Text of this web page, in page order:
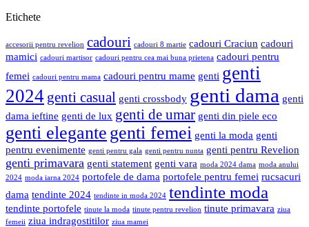
Etichete
accesorii pentru revelion cadouri cadouri 8 martie cadouri Craciun cadouri
mamici cadouri martisor cadouri pentru cea mai buna prietena cadouri pentru
femei cadouri pentru mama cadouri pentru mame genti genti
2024 genti casual genti crossbody genti dama genti
dama ieftine genti de lux genti de umar genti din piele eco
genti elegante genti femei genti la moda genti
pentru evenimente genti pentru gala genti pentru nunta genti pentru Revelion
genti primavara genti statement genti vara moda 2024 dama moda anului
2024 moda iarna 2024 portofele de dama portofele pentru femei rucsacuri
dama tendinte 2024 tendinte in moda 2024 tendinte moda
tendinte portofele tinute la moda tinute pentru revelion tinute primavara ziua
femeii ziua indragostitilor ziua mamei